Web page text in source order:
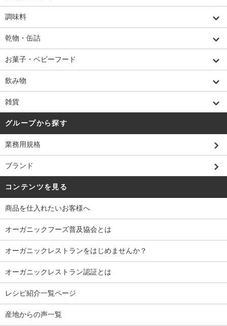
調味料
乾物・缶詰
お菓子・ベビーフード
飲み物
雑貨
グループから探す
業務用規格
ブランド
コンテンツを見る
商品を仕入れたいお客様へ
オーガニックフーズ普及協会とは
オーガニックレストランをはじめませんか？
オーガニックレストラン認証とは
レシピ紹介一覧ページ
産地からの声一覧